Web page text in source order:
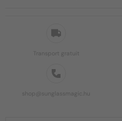
Transport gratuit
shop@sunglassmagic.hu